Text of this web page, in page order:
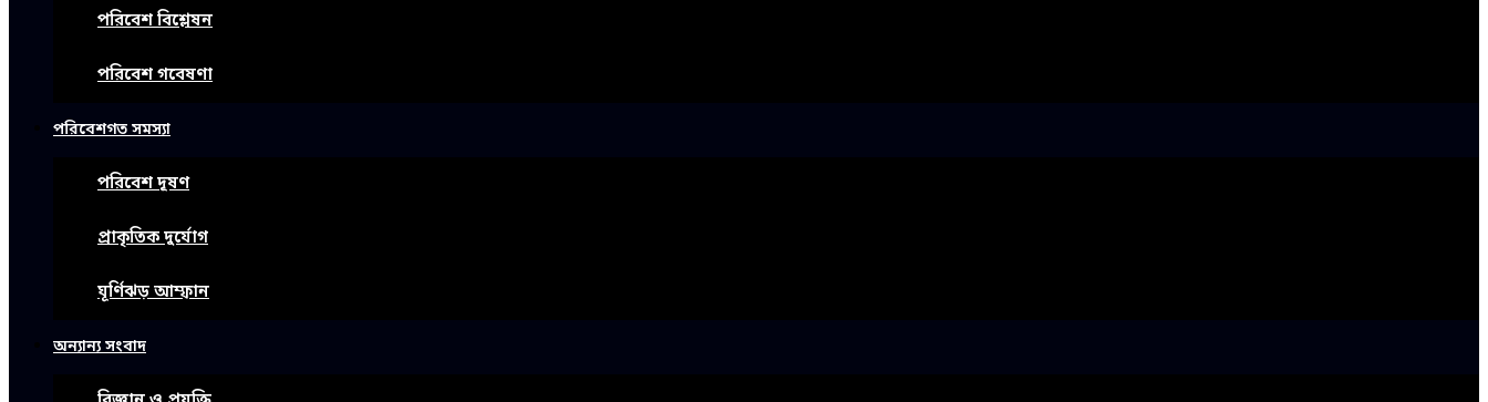
পরিবেশ বিশ্লেষন
পরিবেশ গবেষণা
পরিবেশগত সমস্যা
পরিবেশ দূষণ
প্রাকৃতিক দুর্যোগ
ঘূর্ণিঝড় আম্ফান
অন্যান্য সংবাদ